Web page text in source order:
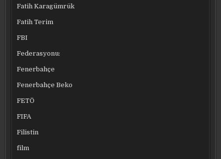
Fatih Karagümrük
Fatih Terim
FBI
Federasyonu:
Fenerbahçe
Fenerbahçe Beko
FETÖ
FIFA
Filistin
film